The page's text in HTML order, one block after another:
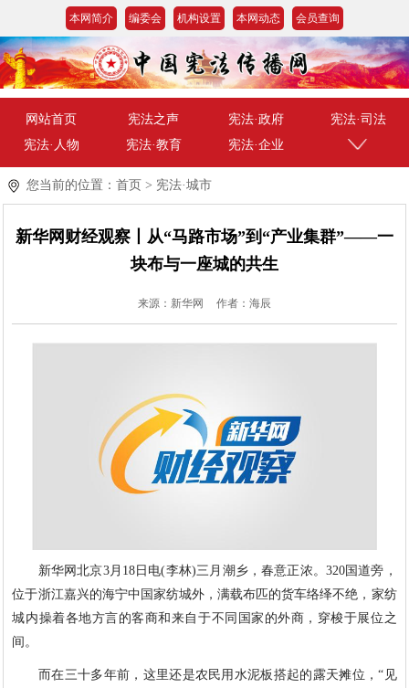
本网简介 编委会 机构设置 本网动态 会员查询
网站首页 宪法之声 宪法·政府
宪法·司法
宪法·人物
宪法·教育 宪法·企业
您当前的位置： 首页 > 宪法·城市
新华网财经观察丨从“马路市场”到“产业集群”——一
块布与一座城的共生
来源：新华网 作者：海辰
新华网北京3月18日电(李林)三月潮乡，春意正浓。320国道旁，
位于浙江嘉兴的海宁中国家纺城外，满载布匹的货车络绎不绝，家纺
城内操着各地方言的客商和来自于不同国家的外商，穿梭于展位之
间。
而在三十多年前，这里还是农民用水泥板搭起的露天摊位，“见